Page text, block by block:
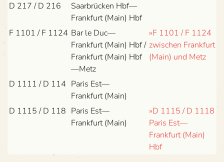
D 217 / D 216
Saar­brü­cken Hbf—
Frankfurt (Main) Hbf
F 1101 / F 1124 Bar le Duc—
Frankfurt (Main) Hbf /
Frank­furt (Main) Hbf
—Metz
»F 1101 / F 1124
zwi­schen Frank­furt
(Main) und Metz
D 1111 / D 114 Paris Est—
Frankfurt (Main)
D 1115 / D 118 Paris Est—
Frankfurt (Main)
»D 1115 / D 1118
Paris Est—
Frankfurt (Main)
Hbf